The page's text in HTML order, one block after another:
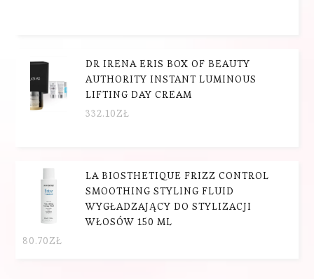
DR IRENA ERIS BOX OF BEAUTY
AUTHORITY INSTANT LUMINOUS
LIFTING DAY CREAM
332.10ZŁ
LA BIOSTHETIQUE FRIZZ CONTROL
SMOOTHING STYLING FLUID
WYGŁADZAJĄCY DO STYLIZACJI
WŁOSÓW 150 ML
80.70ZŁ